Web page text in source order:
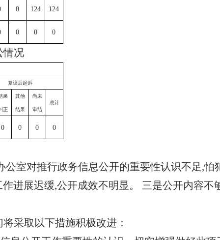
0 124 124
0 0 0
情况
复议后起诉
果
正
其他
结果
尚未
审结
总计
0 0 0 0
公室对推行政务信息公开的重要性认识不足,怕
进展迟缓,公开成效不明显。 三是公开内容
采取以下措施积极改进：